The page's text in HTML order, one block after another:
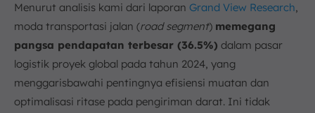
Menurut analisis kami dari laporan Grand View Research,
moda transportasi jalan (road segment) memegang
pangsa pendapatan terbesar (36.5%) dalam pasar
logistik proyek global pada tahun 2024, yang
menggarisbawahi pentingnya efisiensi muatan dan
optimalisasi ritase pada pengiriman darat. Ini tidak